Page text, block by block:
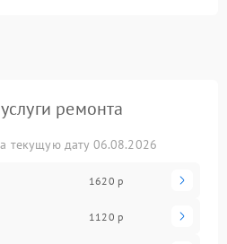
ремонта
текущую дату 06.08.2026
1620 р
1120 р